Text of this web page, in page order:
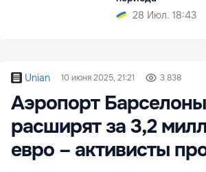
28 Июл. 18:43
Unian 10 июня 2025, 21:21 3 838
Аэропорт Барселоны
расширят за 3,2
евро – активисты